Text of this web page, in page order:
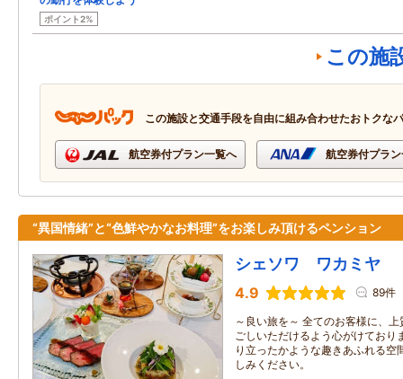
ポイント2%
この施
この施設と交通手段を自由に組み合わせたおトクな
航空券付プラン一覧へ 航空券付プラ
“異国情緒”と“色鮮やかなお料理”をお楽しみ頂けるペンション
シェソワ ワカミヤ
4.9 89件
～良い旅を～ 全てのお客様に、
ごしいただけるよう心がけており
り立ったかような趣きあふれる空
しみください。